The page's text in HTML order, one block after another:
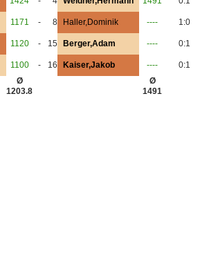
1171 - 8 Haller,Dominik ---- 1:0
1120 - 15 Berger,Adam ---- 0:1
1100 - 16 Kaiser,Jakob ----
0:1
Ø
1203.8
Ø
1491